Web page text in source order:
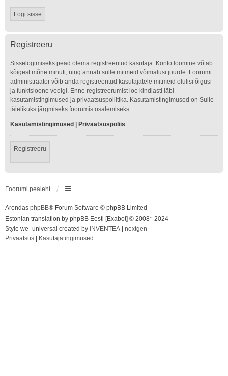
Registreeru
Sisselogimiseks pead olema registreeritud kasutaja. Konto loomine võtab
kõigest mõne minuti, ning annab sulle mitmeid võimalusi juurde. Foorumi
administraator võib anda registreeritud kasutajatele mitmeid olulisi õigusi
ja funktsioone veelgi. Enne registreerumist loe kindlasti läbi
kasutamistingimused ja privaatsuspoliitika. Kasutamistingimused on Sulle
täielikuks järgmiseks foorumis osalemiseks.
Kasutamistingimused Privaatsuspoliis
Registreeru
Foorumi pealeht
Arendas phpBB® Forum Software © phpBB Limited
Estonian translation by phpBB Eesti [Exabot] © 2008*-2024
Style we_universal created by INVENTEA
nextgen
Privaatsus
Kasutajatingimused